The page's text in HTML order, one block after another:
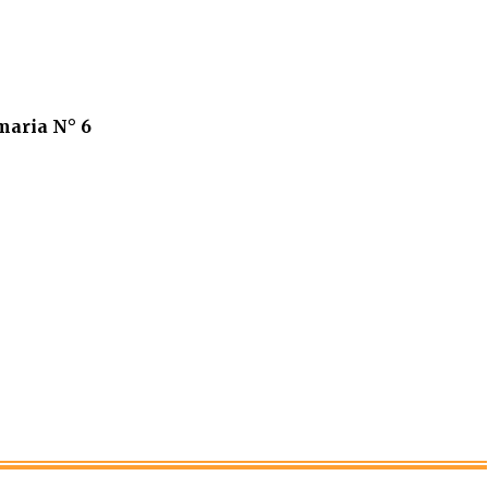
N° 6